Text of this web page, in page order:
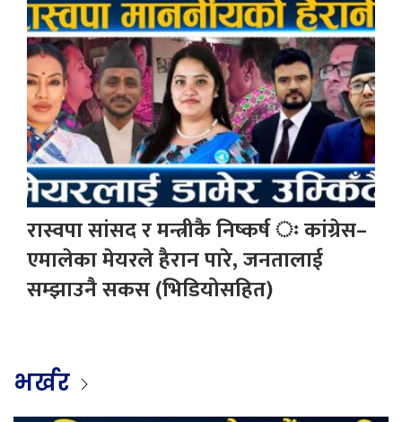
रास्वपा सांसद र मन्त्रीकै निष्कर्ष ः कांग्रेस–
एमालेका मेयरले हैरान पारे, जनतालाई
सम्झाउनै सकस (भिडियोसहित)
भर्खर